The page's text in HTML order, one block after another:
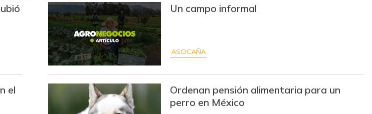
Un campo informal
ASOCAÑA
el
Ordenan pensión alimentaria para un
perro en México